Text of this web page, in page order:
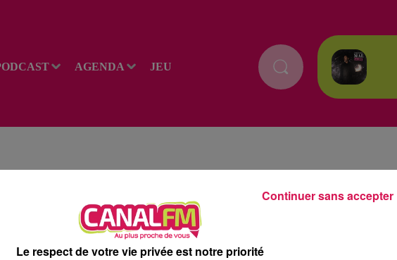
AGENDA JEU
Le respect de votre vie privée est notre priorité
Continuer sans accepter